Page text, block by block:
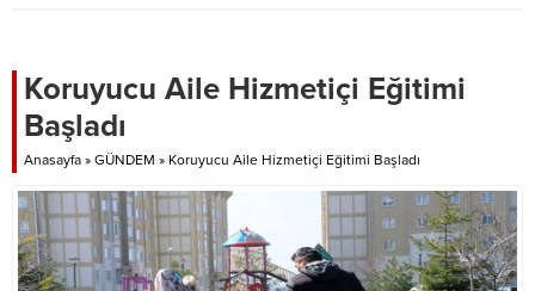
Koruyucu Aile Hizmetiçi Eğitimi
Başladı
Anasayfa » GÜNDEM » Koruyucu Aile Hizmetiçi Eğitimi Başladı